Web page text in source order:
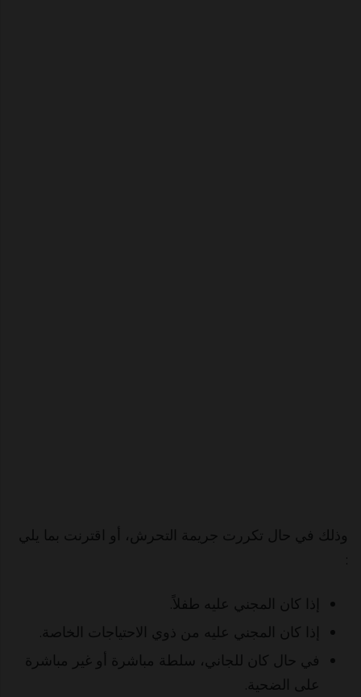
وذلك في حال تكررت جريمة التحرش، أو اقترنت بما يلي
إذا كان المجني عليه طفلاً.
إذا كان المجني عليه من ذوي الاحتياجات الخاصة.
في حال كان للجاني، سلطة مباشرة أو غير مباشرة
على الضحية.